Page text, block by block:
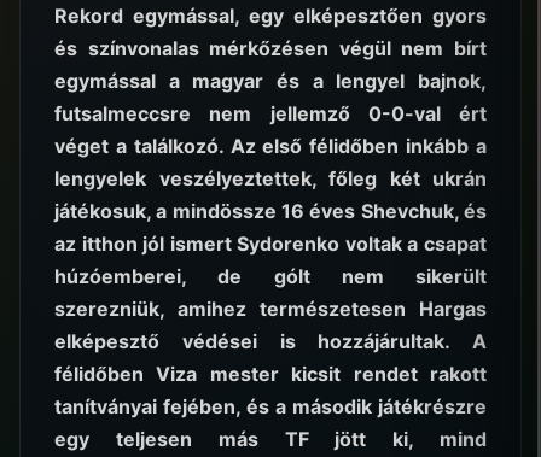
Rekord egymással, egy elképesztően gyors
és színvonalas mérkőzésen végül nem bírt
egymással a magyar és a lengyel bajnok,
futsalmeccsre nem jellemző 0-0-val ért
véget a találkozó. Az első félidőben inkább a
lengyelek veszélyeztettek, főleg két ukrán
játékosuk, a mindössze 16 éves Shevchuk, és
az itthon jól ismert Sydorenko voltak a csapat
húzóemberei, de gólt nem sikerült
szerezniük, amihez természetesen Hargas
elképesztő védései is hozzájárultak. A
félidőben Viza mester kicsit rendet rakott
tanítványai fejében, és a második játékrészre
egy teljesen más TF jött ki, mind